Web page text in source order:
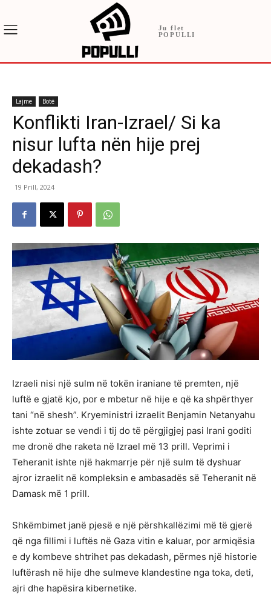
Ju flet
POPULLI
Lajme Botë
Konflikti Iran-Izrael/ Si ka
nisur lufta nën hije prej
dekadash?
19 Prill, 2024
Izraeli nisi një sulm në tokën iraniane të premten, një
luftë e gjatë kjo, por e mbetur në hije e që ka shpërthyer
tani “në shesh”. Kryeministri izraelit Benjamin Netanyahu
ishte zotuar se vendi i tij do të përgjigjej pasi Irani goditi
me dronë dhe raketa në Izrael më 13 prill. Veprimi i
Teheranit ishte një hakmarrje për një sulm të dyshuar
ajror izraelit në kompleksin e ambasadës së Teheranit në
Damask më 1 prill.
Shkëmbimet janë pjesë e një përshkallëzimi më të gjerë
që nga fillimi i luftës në Gaza vitin e kaluar, por armiqësia
e dy kombeve shtrihet pas dekadash, përmes një historie
luftërash në hije dhe sulmeve klandestine nga toka, deti,
ajri dhe hapësira kibernetike.